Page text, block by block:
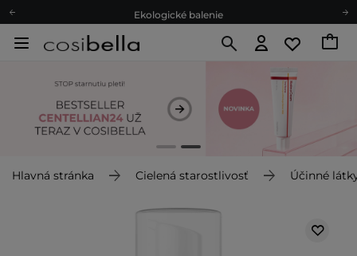
Ekologické balenie
Odmeňovací program
Ekologické balenie
Hlavná stránka Cielená starostlivosť Účinné